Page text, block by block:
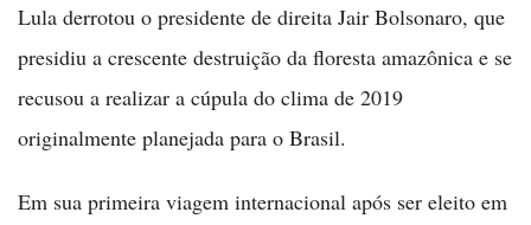
Lula derrotou o presidente de direita Jair Bolsonaro, que
presidiu a crescente destruição da floresta amazônica e se
recusou a realizar a cúpula do clima de 2019
originalmente planejada para o Brasil.
Em sua primeira viagem internacional após ser eleito em